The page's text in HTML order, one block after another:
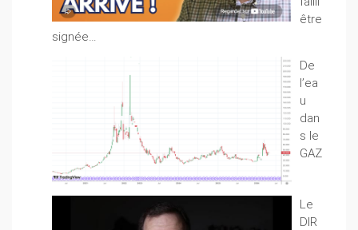
être
signée…
De
l’ea
u
dan
s le
GAZ
Le
DIR